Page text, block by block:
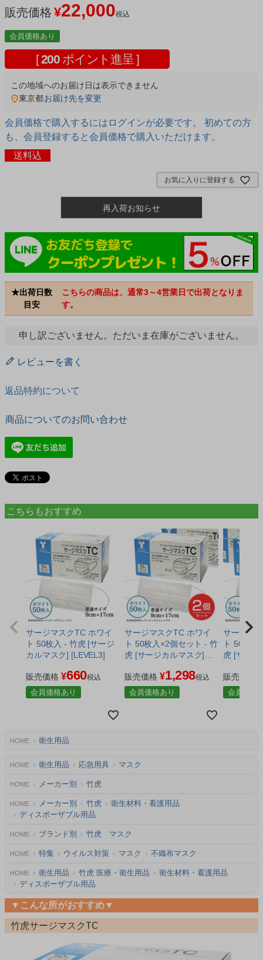
販売価格 ¥22,000税込
会員価格あり
[ 200 ポイント進呈 ]
この地域へのお届け日は表示できません
東京都お届け先を変更
会員価格で購入するにはログインが必要です。 初めての方
も、会員登録すると会員価格で購入いただけます。
送料込
お気に入りに登録する
再入荷お知らせ
★出荷日数
目安
こちらの商品は、通常3～4営業日で出荷となりま
す。
申し訳ございません。ただいま在庫がございません。
レビューを書く
返品特約について
商品についてのお問い合わせ
こちらもおすすめ
サージマスクTC ホワイ
ト 50枚入 - 竹虎 [サージ
カルマスク] [LEVEL3]
販売価格 ¥660税込
会員価格あり
サージマスクTC ホワイ
ト 50枚入×2個セット - 竹
虎 [サージカルマスク]
販売価格 ¥1,298税込
会員価格あり
サージマ
ト 50枚入
虎 [サージ
販売価格
会員価格
HOME 衛生用品
HOME 衛生用品 応急用具 マスク
HOME メーカー別 竹虎
HOME メーカー別 竹虎
衛生材料・看護用品
ディスポーザブル用品
HOME ブランド別 竹虎 マスク
HOME 特集 ウイルス対策 マスク 不織布マスク
HOME 衛生用品 竹虎 医療・衛生用品
衛生材料・看護用品
ディスポーザブル用品
▼こんな所がおすすめ▼
竹虎サージマスクTC